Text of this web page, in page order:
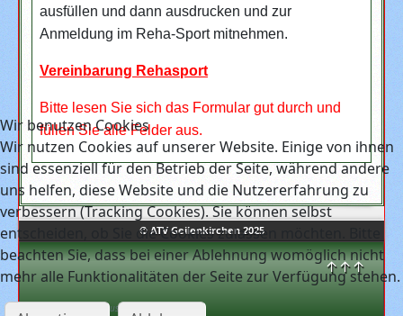
© ATV Geilenkirchen 2025
↑↑↑
Sonntag, 09. August 2026
ausfüllen und dann ausdrucken und zur
Anmeldung im Reha-Sport mitnehmen.
Vereinbarung Rehasport
Bitte lesen Sie sich das Formular gut durch und
füllen Sie alle Felder aus.
Wir benutzen Cookies
Wir nutzen Cookies auf unserer Website. Einige von ihnen
sind essenziell für den Betrieb der Seite, während andere
uns helfen, diese Website und die Nutzererfahrung zu
verbessern (Tracking Cookies). Sie können selbst
entscheiden, ob Sie die Cookies zulassen möchten. Bitte
beachten Sie, dass bei einer Ablehnung womöglich nicht
mehr alle Funktionalitäten der Seite zur Verfügung stehen.